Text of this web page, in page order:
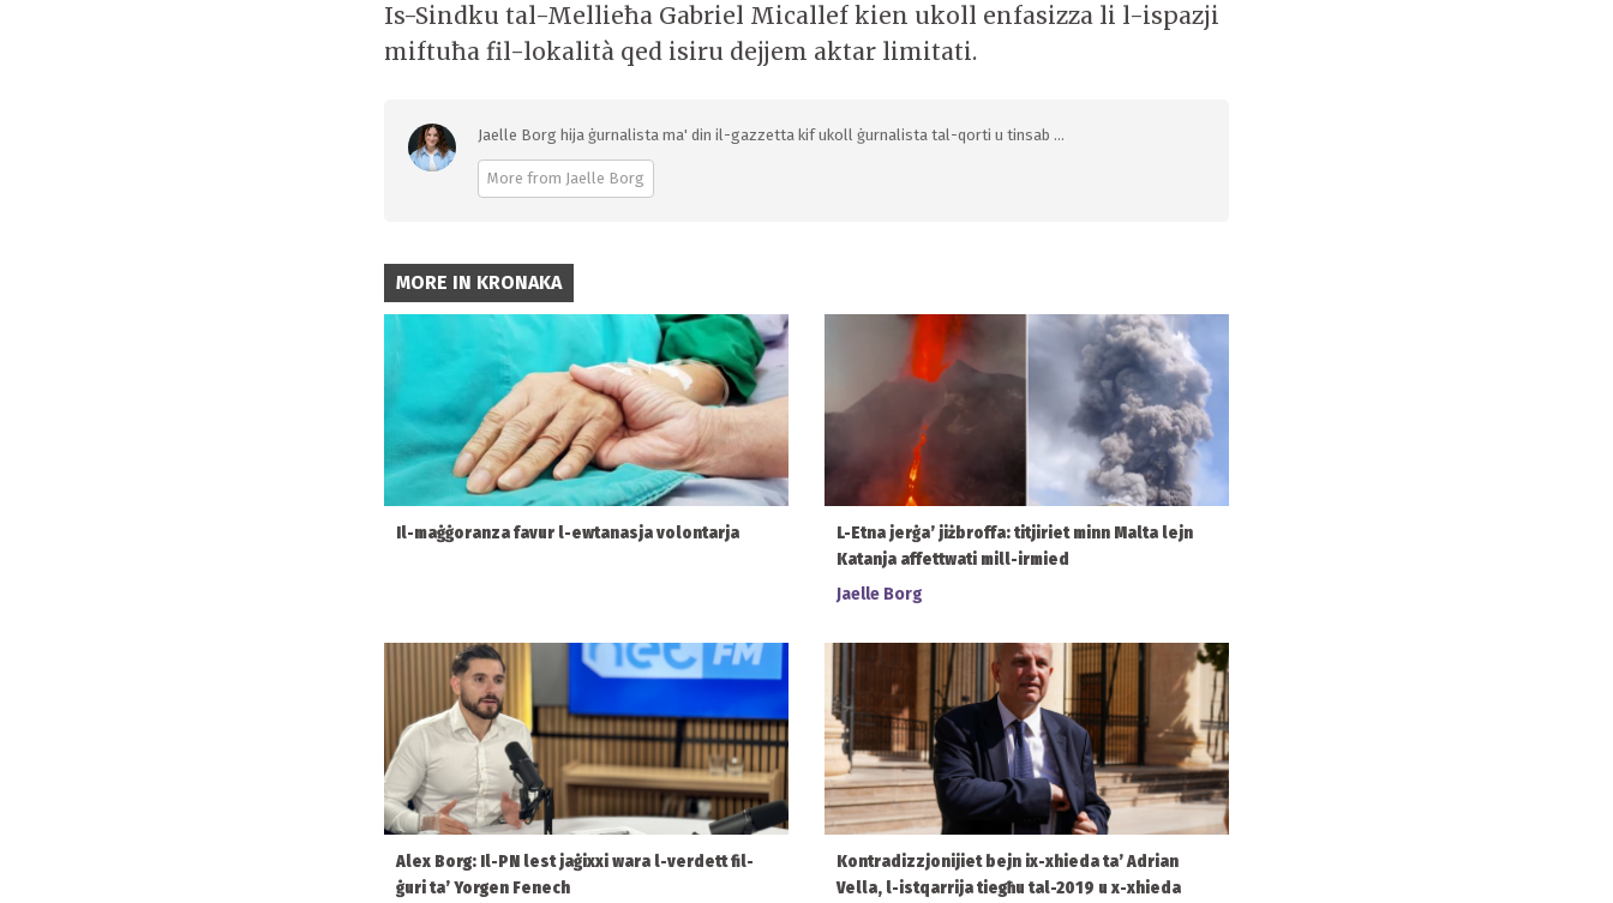
Is-Sindku tal-Mellieħa Gabriel Micallef kien ukoll enfasizza li l-ispazji
miftuħa fil-lokalità qed isiru dejjem aktar limitati.
Jaelle Borg hija ġurnalista ma' din il-gazzetta kif ukoll ġurnalista tal-qorti u tinsab ...
More from Jaelle Borg
MORE IN KRONAKA
Il-maġġoranza favur l-ewtanasja volontarja
L-Etna jerġa’ jiżbroffa: titjiriet minn Malta lejn
Katanja affettwati mill-irmied
Jaelle Borg
Alex Borg: Il-PN lest jaġixxi wara l-verdett fil-
ġuri ta’ Yorgen Fenech
Kontradizzjonijiet bejn ix-xhieda ta’ Adrian
Vella, l-istqarrija tiegħu tal-2019 u x-xhieda